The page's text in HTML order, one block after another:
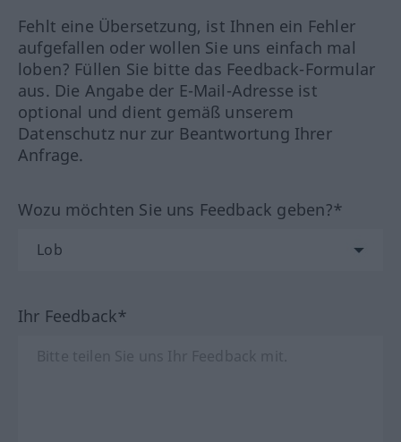
Fehlt eine Übersetzung, ist Ihnen ein Fehler
aufgefallen oder wollen Sie uns einfach mal
loben? Füllen Sie bitte das Feedback-Formular
aus. Die Angabe der E-Mail-Adresse ist
optional und dient gemäß unserem
Datenschutz nur zur Beantwortung Ihrer
Anfrage.
Wozu möchten Sie uns Feedback geben?*
Ihr Feedback*